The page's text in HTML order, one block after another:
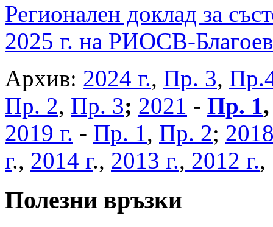
Регионален доклад за
2025 г. на РИОСВ-
Архив: 2024 г., Пр. 3,
Пр. 2, Пр. 3; 2021 - Пр. 1
2019 г. - Пр. 1, Пр. 2;
г., 2014 г., 2013 г., 2012 г.
Полезни връзки